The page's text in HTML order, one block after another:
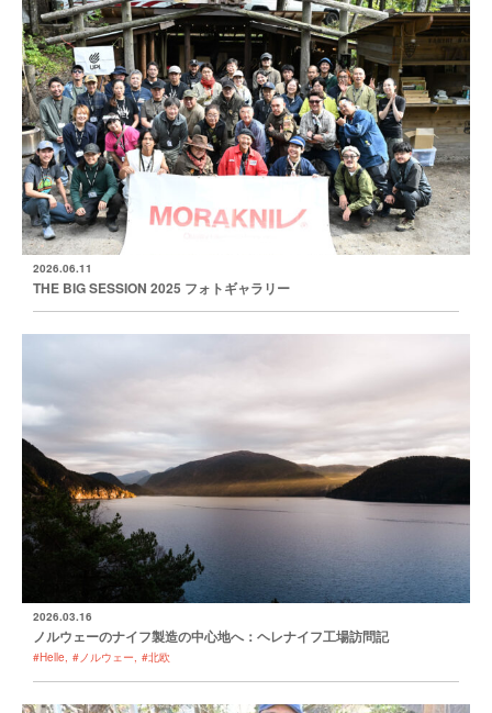
2026.06.11
THE BIG SESSION 2025 フォトギャラリー
2026.03.16
ノルウェーのナイフ製造の中心地へ：ヘレナイフ工場訪問記
#Helle #ノルウェー #北欧